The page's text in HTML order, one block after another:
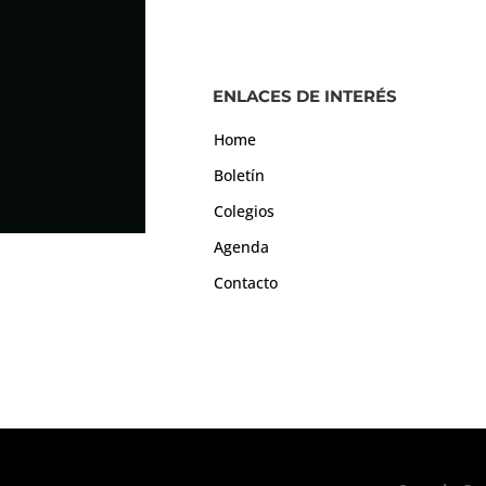
ENLACES DE INTERÉS
Home
Boletín
Colegios
Agenda
Contacto